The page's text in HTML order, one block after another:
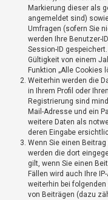
Markierung dieser als
angemeldet sind)
Umfragen (sofern Sie
werden Ihre Benutzer-
Session-ID
Gültigkeit von einem
Funktion „Alle Cookies
Weiterhin werden die
in Ihrem Profil oder
Registrierung sind
Mail-Adresse und ein
weitere Daten als
deren Eingabe
Wenn Sie einen
werden die dort
gilt, wenn Sie einen
Fällen wird auch Ihre
weiterhin bei
von Beiträgen (dazu